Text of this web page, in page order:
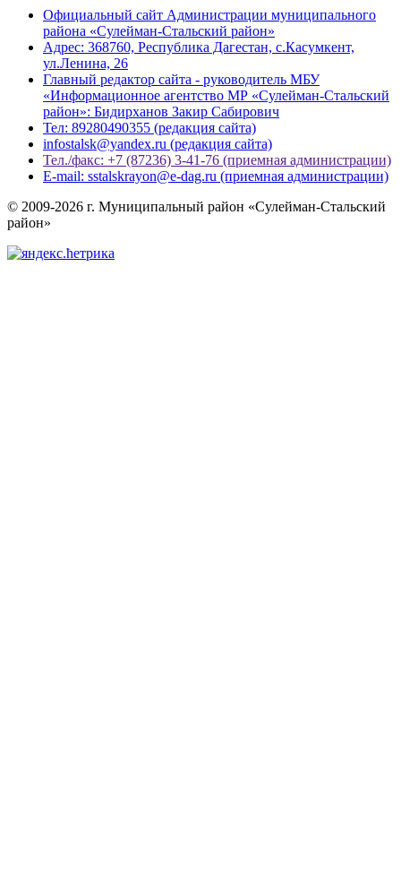
Официальный сайт Администрации муниципального
района «Сулейман-Стальский район»
Адрес: 368760, Республика Дагестан, с.Касумкент,
ул.Ленина, 26
Главный редактор сайта - руководитель МБУ
«Информационное агентство МР «Сулейман-Стальский
район»: Бидирханов Закир Сабирович
Тел: 89280490355 (редакция сайта)
infostalsk@yandex.ru (редакция сайта)
Тел./факс: +7 (87236) 3-41-76 (приемная администрации)
E-mail: sstalskrayon@e-dag.ru (приемная администрации)
© 2009-2026 г. Муниципальный район «Сулейман-Стальский
район»